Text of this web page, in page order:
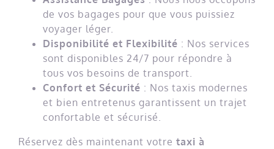
de vos bagages pour que vous puissiez
voyager léger.
Disponibilité et Flexibilité : Nos services
sont disponibles 24/7 pour répondre à
tous vos besoins de transport.
Confort et Sécurité : Nos taxis modernes
et bien entretenus garantissent un trajet
confortable et sécurisé.
Réservez dès maintenant votre taxi à